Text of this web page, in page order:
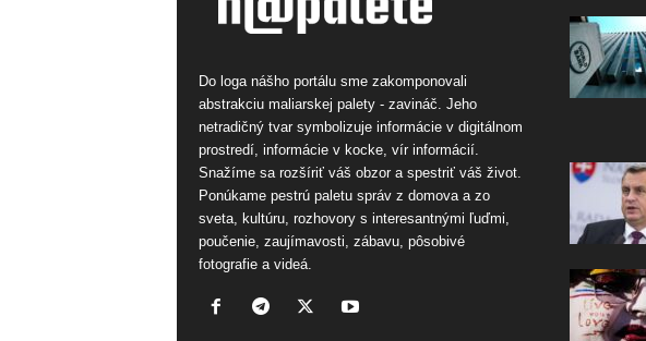
Do loga nášho portálu sme zakomponovali
abstrakciu maliarskej palety - zavináč. Jeho
netradičný tvar symbolizuje informácie v digitálnom
prostredí, informácie v kocke, vír informácií.
Snažíme sa rozšíriť váš obzor a spestriť váš život.
Ponúkame pestrú paletu správ z domova a zo
sveta, kultúru, rozhovory s interesantnými ľuďmi,
poučenie, zaujímavosti, zábavu, pôsobivé
fotografie a videá.